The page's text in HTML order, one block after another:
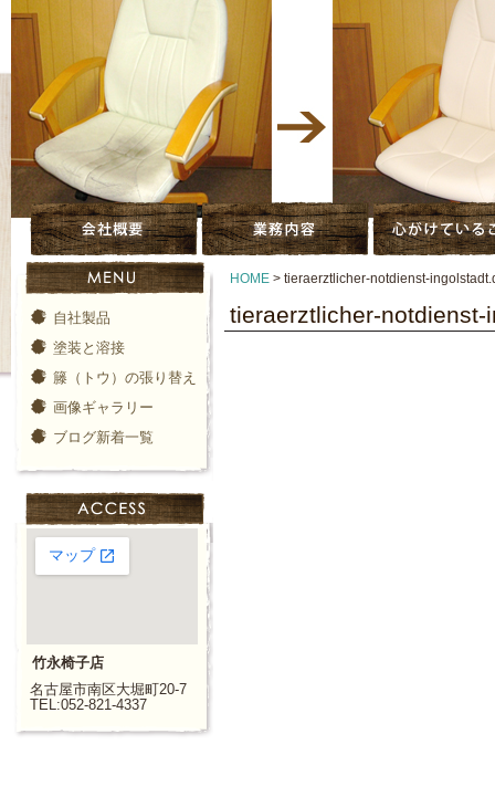
自社製品
塗装と溶接
籐（トウ）の張り替え
画像ギャラリー
ブログ新着一覧
竹永椅子店
名古屋市南区大堀町20-7
TEL:052-821-4337
HOME > tieraerztlicher-notdienst-
tieraerztlicher-notdienst-